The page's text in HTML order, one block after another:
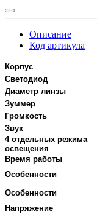
Описание
Код артикула
Корпус
Светодиод
Диаметр линзы
Зуммер
Громкость
Звук
4 отдельных режима
освещения
Время работы
Особенности
Особенности
Напряжение